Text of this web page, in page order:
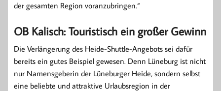
der gesamten Region voranzubringen.“
OB Kalisch: Touristisch ein großer Gewinn
Die Verlängerung des Heide-Shuttle-Angebots sei dafür
bereits ein gutes Beispiel gewesen. Denn Lüneburg ist nicht
nur Namensgeberin der Lüneburger Heide, sondern selbst
eine beliebte und attraktive Urlaubsregion in der